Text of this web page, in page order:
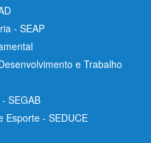
- SEAP
e Trabalho
SEGAB
Esporte - SEDUCE